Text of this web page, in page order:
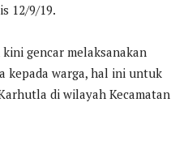
12/9/19.
gencar melaksanakan
kepada warga, hal ini untuk
di wilayah Kecamatan